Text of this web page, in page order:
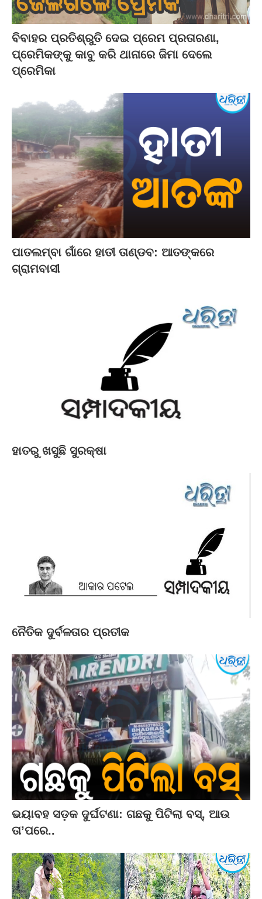
ବିବାହର ପ୍ରତିଶ୍ରୁତି ଦେଇ ପ୍ରେମ ପ୍ରତାରଣା,
ପ୍ରେମିକଙ୍କୁ କାବୁ କରି ଥାନାରେ ଜିମା ଦେଲେ
ପ୍ରେମିକା
ପାତଲମ୍ବା ଗାଁରେ ହାତୀ ତାଣ୍ଡବ: ଆତଙ୍କରେ
ଗ୍ରାମବାସୀ
ହାତରୁ ଖସୁଛି ସୁରକ୍ଷା
ନୈତିକ ଦୁର୍ବଳତାର ପ୍ରତୀକ
ଭୟାବହ ସଡ଼କ ଦୁର୍ଘଟଣା: ଗଛକୁ ପିଟିଲା ବସ୍‌, ଆଉ
ତା’ପରେ..